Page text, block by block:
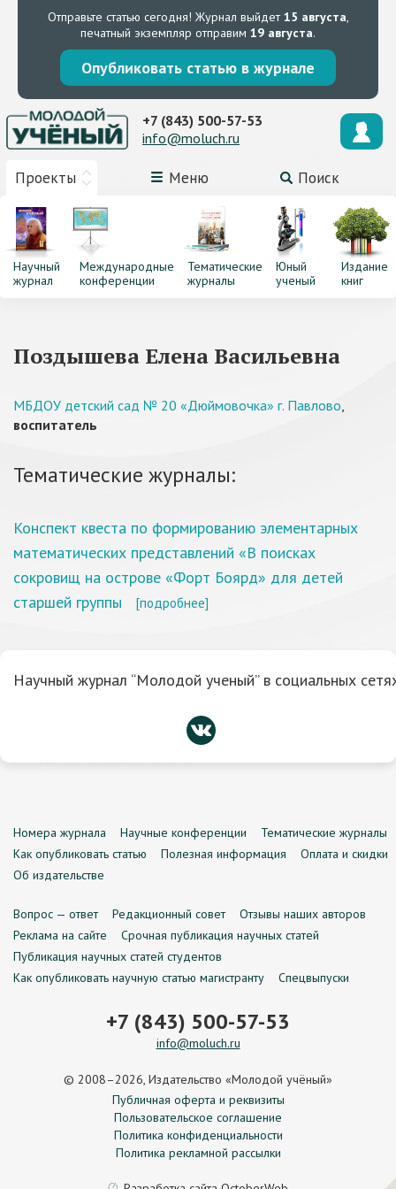
Отправьте статью сегодня! Журнал выйдет15 августа,
печатный экземпляр отправим 19 августа.
Опубликовать статью в журнале
Проекты Меню Поиск
+7 (843) 500-57-53
info@moluch.ru
Научный
журнал
Международные
конференции
Тематические
журналы
Юный
ученый
Издание
книг
Поздышева Елена Васильевна
МБДОУ детский сад № 20 «Дюймовочка» г. Павлово,
воспитатель
Тематические журналы:
Конспект квеста по формированию элементарных
математических представлений «В поисках
сокровищ на острове «Форт Боярд» для детей
старшей группы
[подробнее]
Научный журнал “Молодой ученый” в социальных
Номера журнала Научные конференции
Тематические журналы
Как опубликовать статью
Полезная информация
Оплата и скидки
Об издательстве
Вопрос — ответ Редакционный совет
Отзывы наших авторов
Реклама на сайте
Срочная публикация научных статей
Публикация научных статей студентов
Как опубликовать научную статью магистранту
Спецвыпуски
+7 (843) 500-57-53
info@moluch.ru
© 2008–2026, Издательство «Молодой учёный»
Публичная оферта и реквизиты
Пользовательское соглашение
Политика конфиденциальности
Политика рекламной рассылки